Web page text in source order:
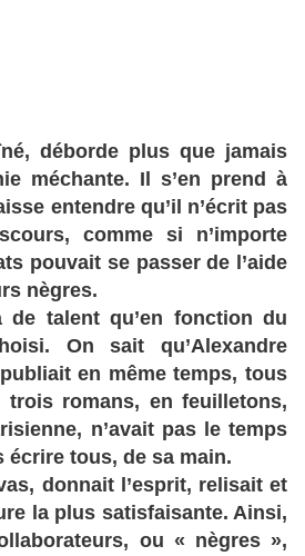
déborde plus que jamais
méchante. Il s’en prend à
entendre qu’il n’écrit pas
comme si n’importe
pouvait se passer de l’aide
nègres.
de talent qu’en fonction du
On sait qu’Alexandre
en même temps, tous
trois romans, en feuilletons,
n’avait pas le temps
écrire tous, de sa main.
donnait l’esprit, relisait et
la plus satisfaisante. Ainsi,
ou « nègres »,